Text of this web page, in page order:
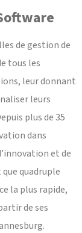
de gestion de
tous les
leur donnant
leurs
plus de 35
dans
et de
quadruple
la plus rapide,
de ses